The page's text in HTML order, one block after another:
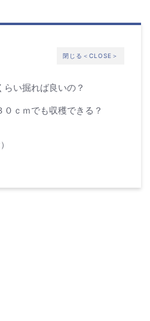
閉じる＜CLOSE＞
い掘れば良いの？
ｃｍでも収穫できる？